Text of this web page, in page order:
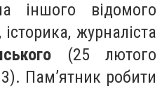
іншого відомого
журналіста
(25 лютого
Памʼятник робити